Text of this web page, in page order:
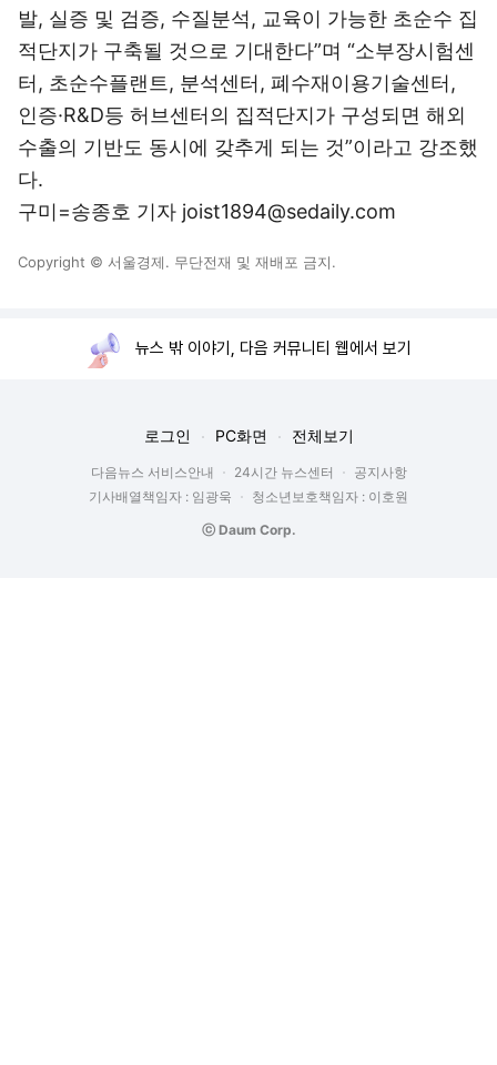
발, 실증 및 검증, 수질분석, 교육이 가능한 초순수 집
적단지가 구축될 것으로 기대한다”며 “소부장시험센
터, 초순수플랜트, 분석센터, 폐수재이용기술센터,
인증·R&D등 허브센터의 집적단지가 구성되면 해외
수출의 기반도 동시에 갖추게 되는 것”이라고 강조했
다.
구미=송종호 기자 joist1894@sedaily.com
Copyright © 서울경제. 무단전재 및 재배포 금지.
뉴스 밖 이야기, 다음 커뮤니티 웹에서 보기
로그인 PC화면 전체보기
다음뉴스 서비스안내 24시간 뉴스센터
공지사항
기사배열책임자 : 임광욱
청소년보호책임자 : 이호원
ⓒ Daum Corp.